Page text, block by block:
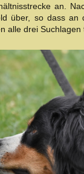
an.
über, so dass an
alle drei Suchlagen